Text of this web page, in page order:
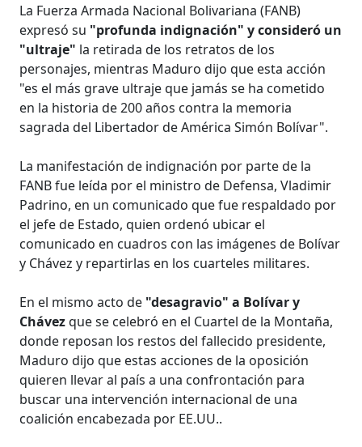
La Fuerza Armada Nacional Bolivariana (FANB)
expresó su "profunda indignación" y consideró un
"ultraje" la retirada de los retratos de los
personajes, mientras Maduro dijo que esta acción
"es el más grave ultraje que jamás se ha cometido
en la historia de 200 años contra la memoria
sagrada del Libertador de América Simón Bolívar".
La manifestación de indignación por parte de la
FANB fue leída por el ministro de Defensa, Vladimir
Padrino, en un comunicado que fue respaldado por
el jefe de Estado, quien ordenó ubicar el
comunicado en cuadros con las imágenes de Bolívar
y Chávez y repartirlas en los cuarteles militares.
En el mismo acto de "desagravio" a Bolívar y
Chávezque se celebró en el Cuartel de la Montaña,
donde reposan los restos del fallecido presidente,
Maduro dijo que estas acciones de la oposición
quieren llevar al país a una confrontación para
buscar una intervención internacional de una
coalición encabezada por EE.UU..